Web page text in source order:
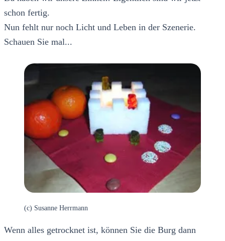
schon fertig.
Nun fehlt nur noch Licht und Leben in der Szenerie.
Schauen Sie mal...
(c) Susanne Herrmann
Wenn alles getrocknet ist, können Sie die Burg dann